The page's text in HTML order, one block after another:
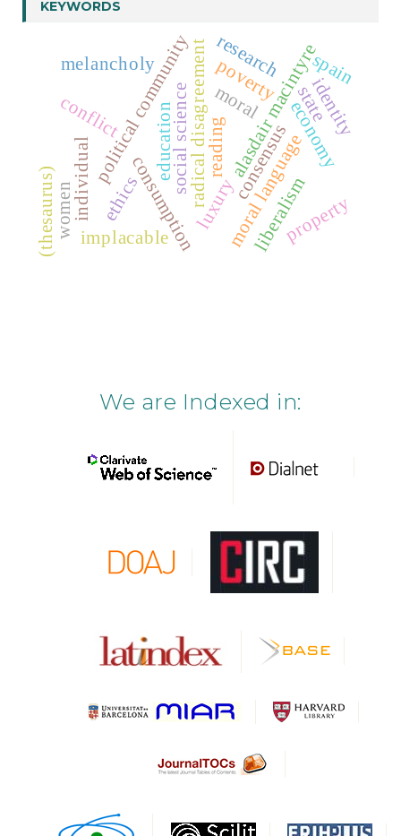
KEYWORDS
alasdair macintyre
social science
political community
conflict
consensus
radical disagreement
ethics moral language
luxury
consumption
moral economy
melancholy
liberalismproperty
implacable
individual
state
education
poverty
research
reading
identity
spain
women
(thesaurus)
We are Indexed in: